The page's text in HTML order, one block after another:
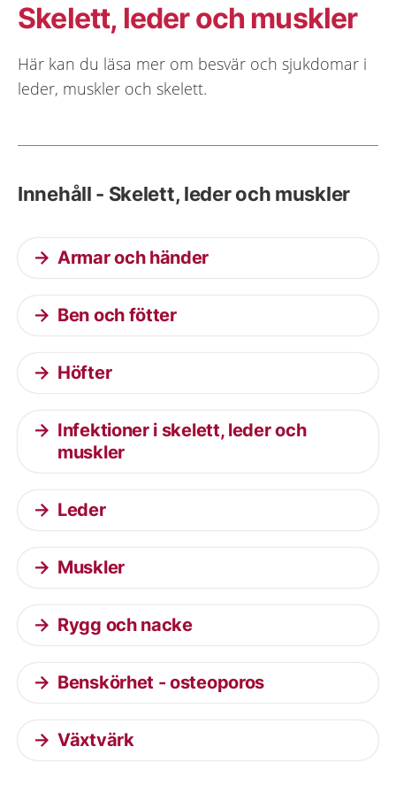
Skelett, leder och muskler
Här kan du läsa mer om besvär och sjukdomar i
leder, muskler och skelett.
Innehåll - Skelett, leder och muskler
Armar och händer
Ben och fötter
Höfter
Infektioner i skelett, leder och
muskler
Leder
Muskler
Rygg och nacke
Benskörhet - osteoporos
Växtvärk